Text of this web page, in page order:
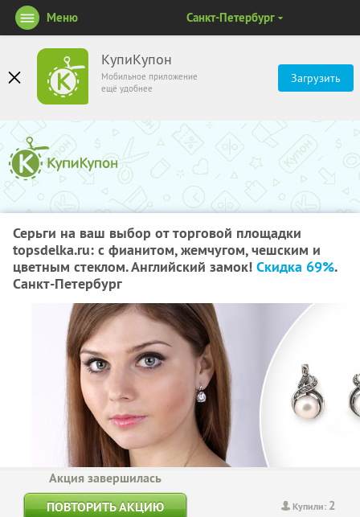
КупиКупон
Мобильное приложение
ещё удобнее
Загрузить
Меню Санкт-Петербург
Серьги на ваш выбор от торговой площадки
topsdelka.ru: с фианитом, жемчугом, чешским и
цветным стеклом. Английский замок! Скидка 69%.
Санкт-Петербург
Купили: 2
Акция завершилась
ПОВТОРИТЬ АКЦИЮ